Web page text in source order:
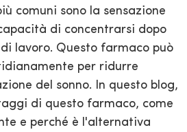
comuni sono la sensazione
di concentrarsi dopo
lavoro. Questo farmaco può
per ridurre
del sonno. In questo blog,
di questo farmaco, come
e perché è l'alternativa